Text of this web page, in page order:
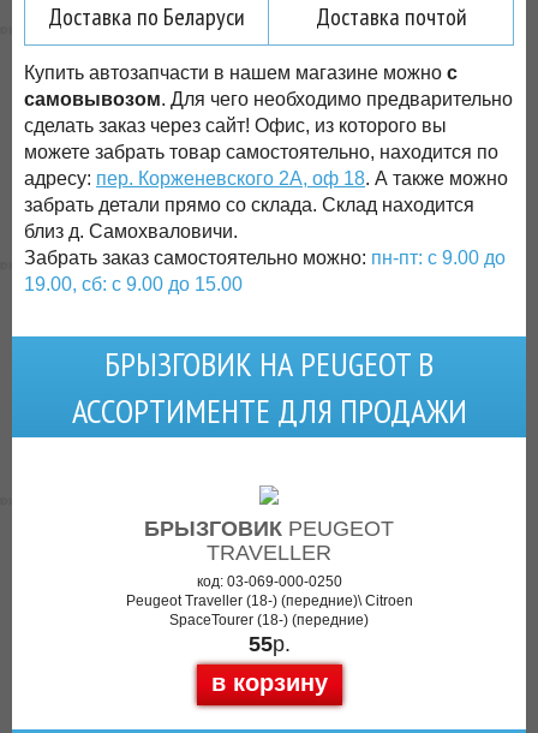
Доставка по Беларуси
Доставка почтой
Купить автозапчасти в нашем магазине можно с
самовывозом. Для чего необходимо предварительно
сделать заказ через сайт! Офис, из которого вы
можете забрать товар самостоятельно, находится по
адресу: пер. Корженевского 2А, оф 18. А также можно
забрать детали прямо со склада. Склад находится
близ д. Самохваловичи.
Забрать заказ самостоятельно можно: пн-пт: с 9.00 до
19.00, сб: с 9.00 до 15.00
БРЫЗГОВИК НА PEUGEOT В
АССОРТИМЕНТЕ ДЛЯ ПРОДАЖИ
БРЫЗГОВИК PEUGEOT
TRAVELLER
код: 03-069-000-0250
Peugeot Traveller (18-) (передние)\ Citroen
SpaceTourer (18-) (передние)
55р.
в корзину